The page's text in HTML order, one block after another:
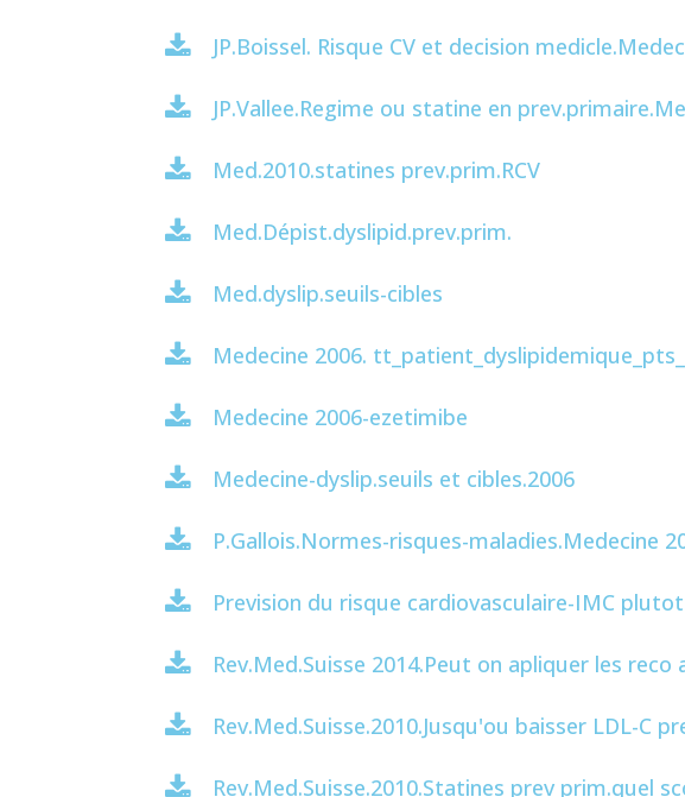
JP.Boissel. Risque CV et decision
JP.Vallee.Regime ou statine en
Med.2010.statines prev.prim.RCV
Med.Dépist.dyslipid.prev.prim.
Med.dyslip.seuils-cibles
Medecine 2006.
Medecine 2006-ezetimibe
Medecine-dyslip.seuils et cibles.2006
P.Gallois.Normes-risques-maladies.Medecine
Prevision du risque cardiovasculaire-IMC
Rev.Med.Suisse 2014.Peut on apliquer les
Rev.Med.Suisse.2010.Jusqu'ou baisser LDL-C
Rev.Med.Suisse.2010.Statines prev prim.quel